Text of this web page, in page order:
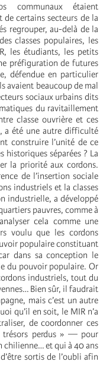
communaux étaient
certains secteurs de la
regrouper, au-delà de la
classes populaires, les
les étudiants, les petits
préfiguration de futures
défendue en particulier
avaient beaucoup de mal
sociaux urbains dits
du ravitaillement
classe ouvrière et ces
a été une autre difficulté
construire l’unité de ce
historiques séparées ? La
la priorité aux cordons.
de l’insertion sociale
industriels et la classes
industrielle, a développé
pauvres, comme à
cela comme une
voulu que les cordons
populaire constituant
dans sa conception le
du pouvoir populaire. Or
industriels, tout du
Bien sûr, il faudrait
mais c’est un autre
qu’il en soit, le MIR n’a
de coordonner ces
trésors perdus » — pour
et qui à 40 ans
sortis de l’oubli afin